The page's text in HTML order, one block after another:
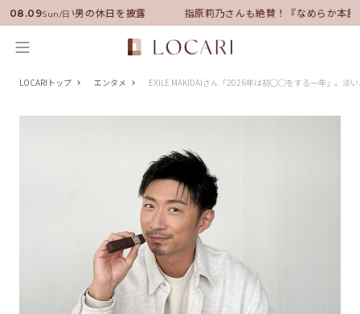
08.09Sun/日
に就任！いい男の休日を披露 指原莉乃さんも絶賛！『なめらか本舗
LOCARIトップ エンタメ EXILE MAKIDAIさん「2026年は初◯◯をする一年」。淡